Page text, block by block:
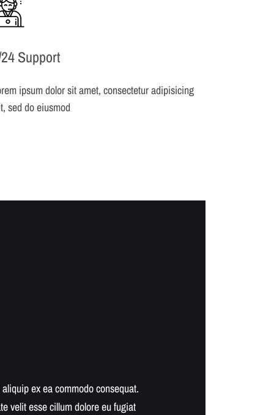
Support
ipsum dolor sit amet, consectetur adipisicing
sed do eiusmod
ex ea commodo consequat.
velit esse cillum dolore eu fugiat